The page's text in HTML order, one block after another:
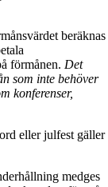
beräknas
förmånen. Det
som inte behöver
konferenser,
eller julfest gäller
medges